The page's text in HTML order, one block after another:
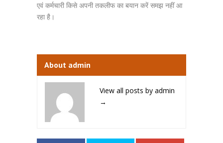
एवं कर्मचारी किसे अपनी तकलीफ का बयान करें समझ नहीं आ
रहा है।
About admin
View all posts by admin
→